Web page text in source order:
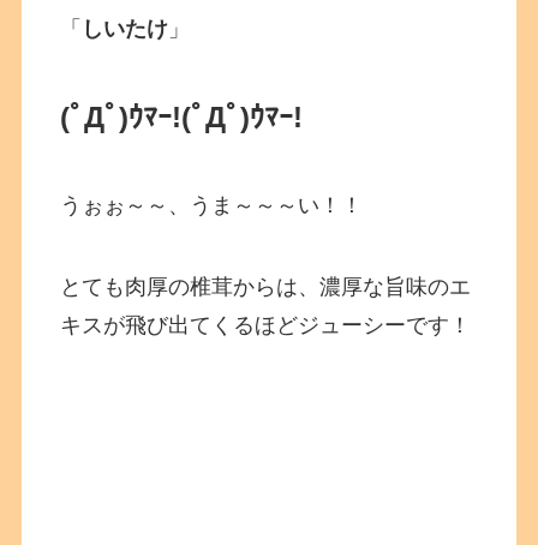
「 しいたけ 」
(ﾟДﾟ)ｳﾏｰ!(ﾟДﾟ)ｳﾏｰ!
うぉぉ～～、うま～～～い！！
とても肉厚の椎茸からは、濃厚な旨味のエ
キスが飛び出てくるほどジューシーです！